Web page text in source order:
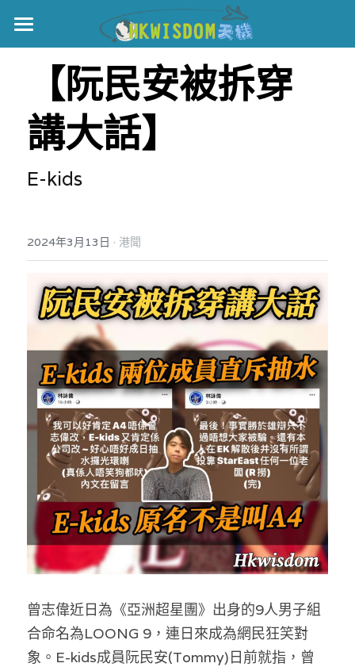
主頁
世界盃
伊美戰爭
美西媒體謊言實錄
宏福‧革新
宏福火災正視聽
記錄．宏福苑火災
港聞
國際
娛樂
反華推手你要知
反華推手懶人包
民主派騙案十式
反華推手起底
美西霸凌內幕
美西極權主義
真相直擊
極端暴恐實錄
KOL 專欄
林淑芳專欄
屈穎妍專欄
朱庭萱專欄
莫綺琪專欄
黃萬成專欄
招國偉專欄
絕密法庭檔案
醫院口岸爆炸案
屠龍小隊案
黎智英案審訊
支聯會案
35+顛覆案
生活
吃喝玩指南
休閒好介紹
親子
花生仔漫畫週記
關於我們
人才招聘
投稿熱線
商戶合作
搜索
繁體中文
繁體中文
【阮民安被拆穿
講大話】
E-kids
2024年3月13日 · 港聞
曾志偉近日為《亞洲超星團》出身的9人男子組
合命名為LOONG 9，連日來成為網民狂笑對
象。E-kids成員阮民安(Tommy)日前就指，曾